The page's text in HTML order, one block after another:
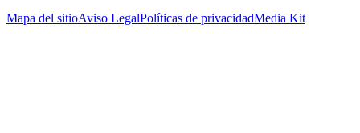
Mapa del sitioAviso LegalPolíticas de privacidadMedia Kit